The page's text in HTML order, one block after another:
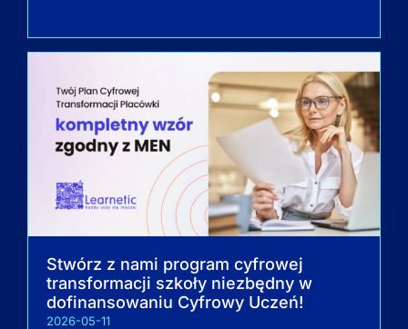
Stwórz z nami program cyfrowej
transformacji szkoły niezbędny w
dofinansowaniu Cyfrowy Uczeń!
2026-05-11